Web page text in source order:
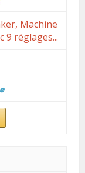
Machine
9 réglages...